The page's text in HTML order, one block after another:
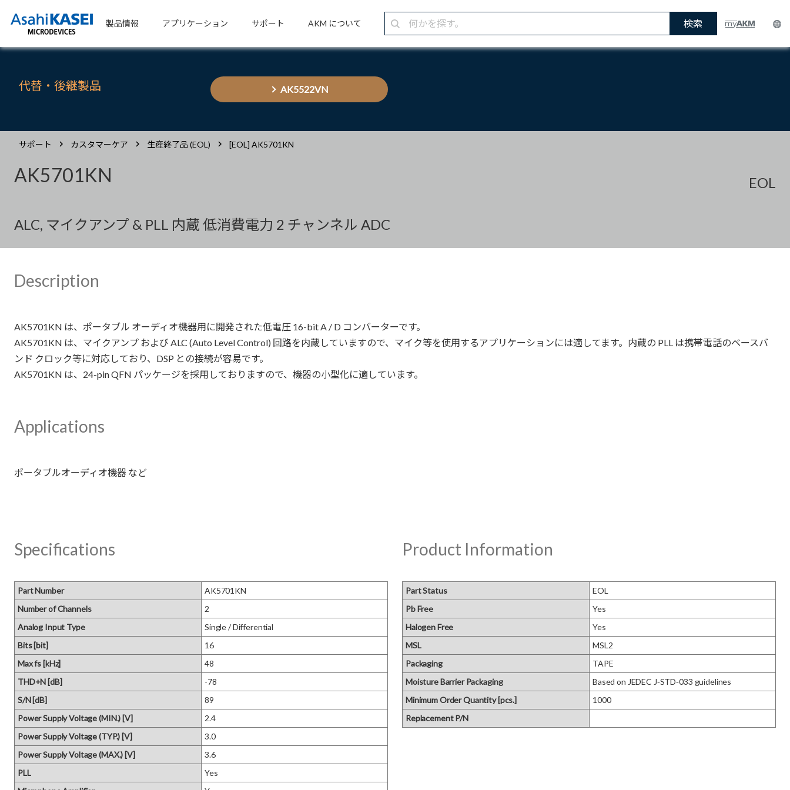
製品情報 アプリケーション サポート AKM について 検索
代替・後継製品 AK5522VN
サポート カスタマーケア 生産終了品 (EOL) [EOL] AK5701KN
AK5701KN EOL
ALC, マイクアンプ & PLL 内蔵 低消費電力 2 チャンネル ADC
Description
AK5701KN は、ポータブル オーディオ機器用に開発された低電圧 16-bit A / D コンバーターです。
AK5701KN は、マイクアンプ および ALC (Auto Level Control) 回路を内蔵していますので、マイク等を使用するアプリケーションには適してます。内蔵の PLL は携帯電話のベースバ
ンド クロック等に対応しており、DSP との接続が容易です。
AK5701KN は、24-pin QFN パッケージを採用しておりますので、機器の小型化に適しています。
Applications
Specifications
Part Number
AK5701KN
Number of Channels
2
Analog Input Type
Single / Differential
Bits [bit]
16
Max fs [kHz]
48
THD+N [dB]
-78
S/N [dB]
89
Power Supply Voltage (MIN.) [V]
2.4
Power Supply Voltage (TYP.) [V]
3.0
Power Supply Voltage (MAX.) [V]
3.6
PLL
Yes
Product Information
Part Status
EOL
Pb Free
Yes
Halogen Free
Yes
MSL
MSL2
Packaging
TAPE
Moisture Barrier Packaging
Based on JEDEC J‑STD‑033 guidelines
Minimum Order Quantity [pcs.]
1000
Replacement P/N